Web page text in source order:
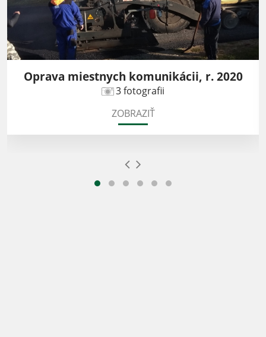
Oprava miestnych komunikácii, r. 2020
3 fotografii
ZOBRAZIŤ